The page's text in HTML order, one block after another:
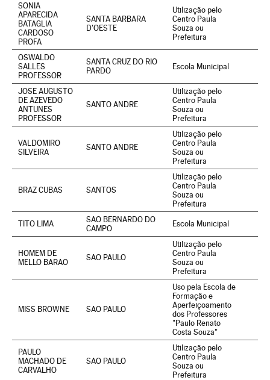
SONIA
APARECIDA
BATAGLIA
CARDOSO
PROFA
SANTA BARBARA
D'OESTE
Utilização pelo
Centro Paula
Souza ou
Prefeitura
OSWALDO
SALLES
PROFESSOR
SANTA CRUZ DO RIO
PARDO
Escola Municipal
JOSE AUGUSTO
DE AZEVEDO
ANTUNES
PROFESSOR
SANTO ANDRE
Utilização pelo
Centro Paula
Souza ou
Prefeitura
VALDOMIRO
SILVEIRA
SANTO ANDRE
Utilização pelo
Centro Paula
Souza ou
Prefeitura
BRAZ CUBAS SANTOS
Utilização pelo
Centro Paula
Souza ou
Prefeitura
TITO LIMA
SAO BERNARDO DO
CAMPO
Escola Municipal
HOMEM DE
MELLO BARAO
SAO PAULO
Utilização pelo
Centro Paula
Souza ou
Prefeitura
MISS BROWNE SAO PAULO
Uso pela Escola de
Formação e
Aperfeiçoamento
dos Professores
"Paulo Renato
Costa Souza"
PAULO
MACHADO DE
CARVALHO
SAO PAULO
Utilização pelo
Centro Paula
Souza ou
Prefeitura